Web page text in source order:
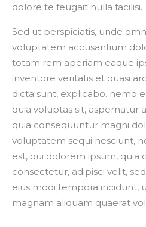
dolore te feugait nulla facilisi.
Sed ut perspiciatis, unde
voluptatem accusantium
totam rem aperiam eaque
inventore veritatis et quasi
dicta sunt, explicabo. nemo
quia voluptas sit, aspernatur
quia consequuntur magni
voluptatem sequi nesciunt,
est, qui dolorem ipsum, quia
consectetur, adipisci velit,
eius modi tempora incidunt,
magnam aliquam quaerat